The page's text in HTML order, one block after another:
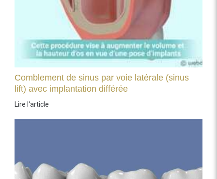
Comblement de sinus par voie latérale (sinus
lift) avec implantation différée
Lire l'article